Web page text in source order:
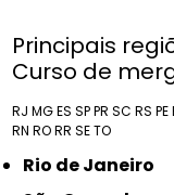
Principais
Curso de
RJ MGES SPPR SC RS PE
RN RORR SETO
Rio de Janeiro